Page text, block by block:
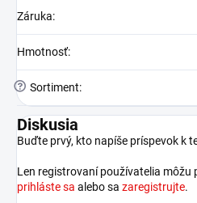
Záruka:
Hmotnosť:
? Sortiment:
Diskusia
Buďte prvý, kto napíše príspevok k
Len registrovaní používatelia môžu
prihláste sa alebo sa zaregistrujte.